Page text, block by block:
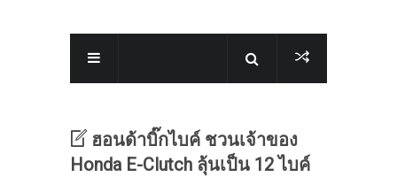
ฮอนด้าบิ๊กไบค์ ชวนเจ้าของ
Honda E-Clutch ลุ้นเป็น 12 ไบค์